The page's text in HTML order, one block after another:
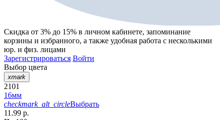
Скидка от 3% до 15% в личном кабинете, запоминание
корзины и избранного, а также удобная работа с несколькими
юр. и физ. лицами
Зарегистрироваться Войти
Выбор цвета
xmark
2101
16мм
checkmark_alt_circleВыбрать
11.99 р.